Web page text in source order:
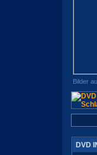
Bilder
DVD